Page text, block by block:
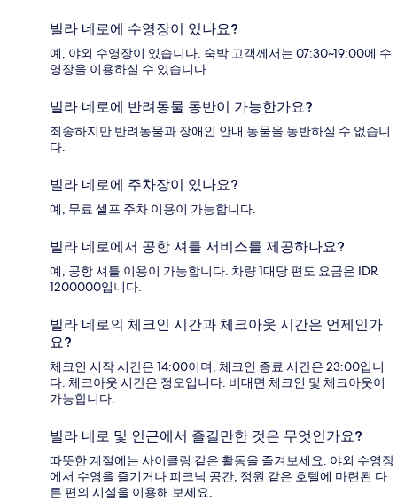
빌라 네로에 수영장이 있나요?
예, 야외 수영장이 있습니다. 숙박 고객께서는 07:30~19:00에 수
영장을 이용하실 수 있습니다.
빌라 네로에 반려동물 동반이 가능한가요?
죄송하지만 반려동물과 장애인 안내 동물을 동반하실 수 없습니
다.
빌라 네로에 주차장이 있나요?
예, 무료 셀프 주차 이용이 가능합니다.
빌라 네로에서 공항 셔틀 서비스를 제공하나요?
예, 공항 셔틀 이용이 가능합니다. 차량 1대당 편도 요금은 IDR
1200000입니다.
빌라 네로의 체크인 시간과 체크아웃 시간은 언제인가
요?
체크인 시작 시간은 14:00이며, 체크인 종료 시간은 23:00입니
다. 체크아웃 시간은 정오입니다. 비대면 체크인 및 체크아웃이
가능합니다.
빌라 네로 및 인근에서 즐길만한 것은 무엇인가요?
따뜻한 계절에는 사이클링 같은 활동을 즐겨보세요. 야외 수영장
에서 수영을 즐기거나 피크닉 공간, 정원 같은 호텔에 마련된 다
른 편의 시설을 이용해 보세요.